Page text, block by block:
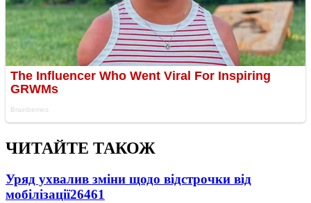
ЧИТАЙТЕ ТАКОЖ
Уряд ухвалив зміни щодо відстрочки від
мобілізації26461